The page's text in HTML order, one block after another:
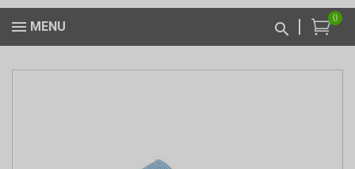
0
MENU